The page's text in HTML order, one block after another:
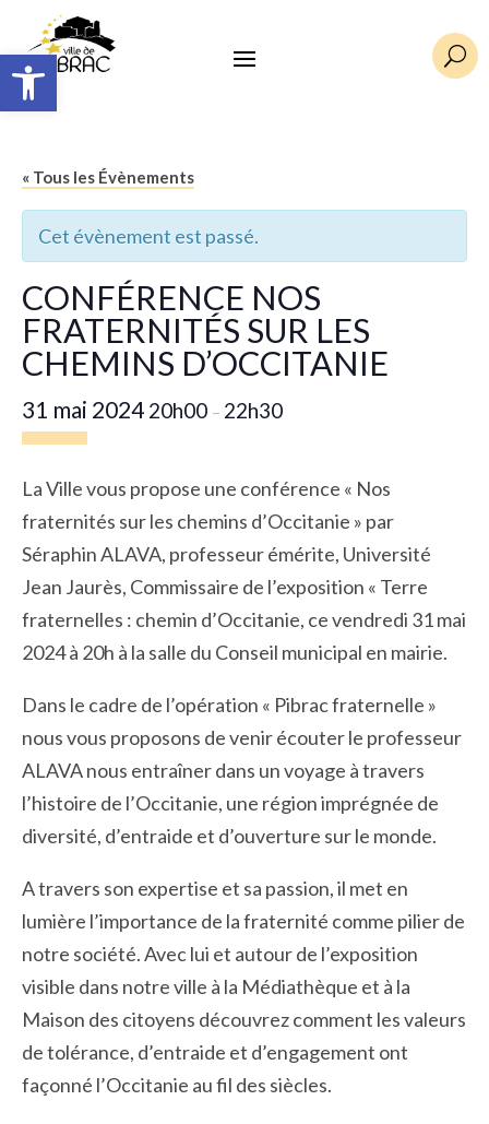
Ouvrir la barre d’outils U
« Tous les Évènements
Cet évènement est passé.
CONFÉRENCE NOS
FRATERNITÉS SUR LES
CHEMINS D’OCCITANIE
31 mai 2024 20h00 – 22h30
La Ville vous propose une conférence « Nos
fraternités sur les chemins d’Occitanie » par
Séraphin ALAVA, professeur émérite, Université
Jean Jaurès, Commissaire de l’exposition « Terre
fraternelles : chemin d’Occitanie, ce vendredi 31 mai
2024 à 20h à la salle du Conseil municipal en mairie.
Dans le cadre de l’opération « Pibrac fraternelle »
nous vous proposons de venir écouter le professeur
ALAVA nous entraîner dans un voyage à travers
l’histoire de l’Occitanie, une région imprégnée de
diversité, d’entraide et d’ouverture sur le monde.
A travers son expertise et sa passion, il met en
lumière l’importance de la fraternité comme pilier de
notre société. Avec lui et autour de l’exposition
visible dans notre ville à la Médiathèque et à la
Maison des citoyens découvrez comment les valeurs
de tolérance, d’entraide et d’engagement ont
façonné l’Occitanie au fil des siècles.